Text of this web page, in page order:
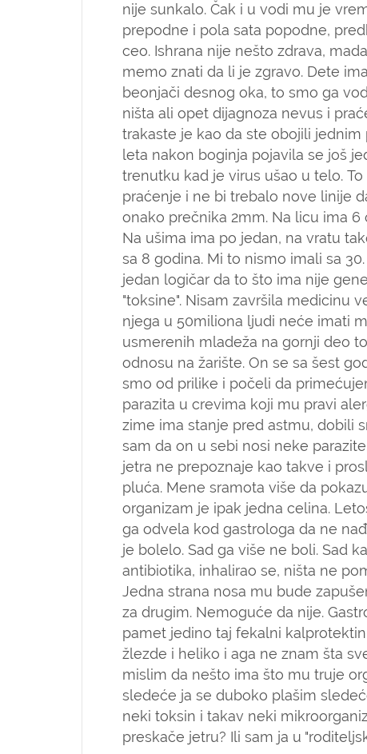
nije sunkalo. Čak i u vodi mu je
prepodne i pola sata popodne,
ceo. Ishrana nije nešto zdrava,
memo znati da li je zgravo. Dete
beonjači desnog oka, to smo ga
ništa ali opet dijagnoza nevus i
trakaste je kao da ste obojili
leta nakon boginja pojavila se još
trenutku kad je virus ušao u telo.
praćenje i ne bi trebalo nove linije
onako prečnika 2mm. Na licu ima
Na ušima ima po jedan, na vratu
sa 8 godina. Mi to nismo imali sa
jedan logičar da to što ima nije
"toksine". Nisam završila medicinu
njega u 50miliona ljudi neće imati
usmerenih mladeža na gornji deo
odnosu na žarište. On se sa šest
smo od prilike i počeli da
parazita u crevima koji mu pravi
zime ima stanje pred astmu, dobili
sam da on u sebi nosi neke
jetra ne prepoznaje kao takve i
pluća. Mene sramota više da
organizam je ipak jedna celina.
ga odvela kod gastrologa da ne
je bolelo. Sad ga više ne boli. Sad
antibiotika, inhalirao se, ništa ne
Jedna strana nosa mu bude
za drugim. Nemoguće da nije.
pamet jedino taj fekalni
žlezde i heliko i aga ne znam šta
mislim da nešto ima što mu truje
sledeće ja se duboko plašim
neki toksin i takav neki
preskače jetru? Ili sam ja u